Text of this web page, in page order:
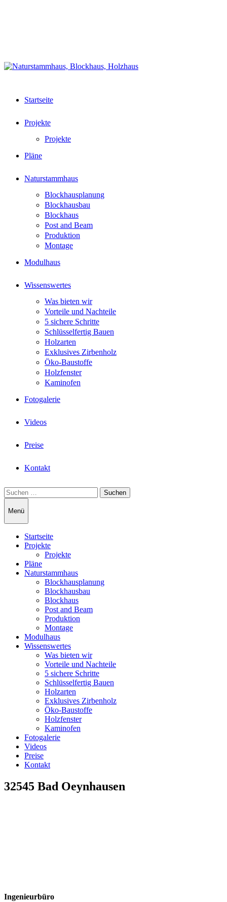
Startseite
Projekte
Projekte
Pläne
Naturstammhaus
Blockhausplanung
Blockhausbau
Blockhaus
Post and Beam
Produktion
Montage
Modulhaus
Wissenswertes
Was bieten wir
Vorteile und Nachteile
5 sichere Schritte
Schlüsselfertig Bauen
Holzarten
Exklusives Zirbenholz
Öko-Baustoffe
Holzfenster
Kaminofen
Fotogalerie
Videos
Preise
Kontakt
Suchen
nach:
Menü
Startseite
Projekte
Projekte
Pläne
Naturstammhaus
Blockhausplanung
Blockhausbau
Blockhaus
Post and Beam
Produktion
Montage
Modulhaus
Wissenswertes
Was bieten wir
Vorteile und Nachteile
5 sichere Schritte
Schlüsselfertig Bauen
Holzarten
Exklusives Zirbenholz
Öko-Baustoffe
Holzfenster
Kaminofen
Fotogalerie
Videos
Preise
Kontakt
32545 Bad Oeynhausen
Ingenieurbüro